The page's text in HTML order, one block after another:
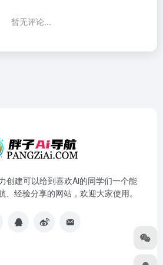
暂无评论...
创建可以给到喜欢Ai的同学们一个能
、经验分享的网站，欢迎大家使用。